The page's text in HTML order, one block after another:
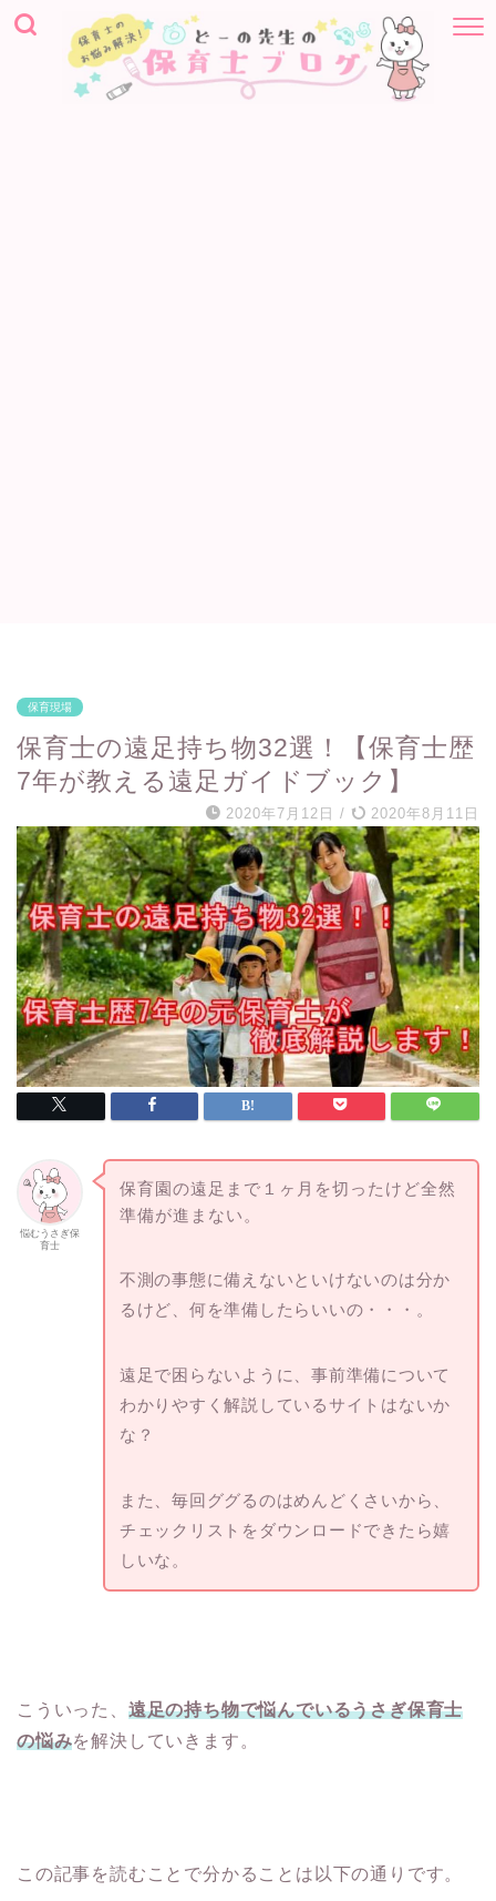
保育現場
保育士の遠足持ち物32選！【保育士歴
7年が教える遠足ガイドブック】
2020年7月12日 / 2020年8月11日
悩むうさぎ保
育士
保育園の遠足まで１ヶ月を切ったけど全然
準備が進まない。
不測の事態に備えないといけないのは分か
るけど、何を準備したらいいの・・・。
遠足で困らないように、事前準備について
わかりやすく解説しているサイトはないか
な？
また、毎回ググるのはめんどくさいから、
チェックリストをダウンロードできたら嬉
しいな。
こういった、 遠足の持ち物で悩んでいるうさぎ保育士
の悩みを解決していきます。
この記事を読むことで分かることは以下の通りです。